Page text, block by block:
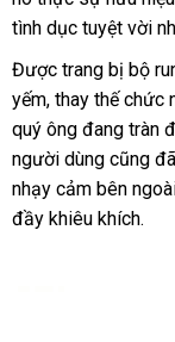
tình dục tuyệt vời
Được trang bị bộ
yếmgiá
rẻ
, thay thế chức
quý ông đang tràn
người dùng giá
sỉ
cũng
nhạy cảm bên
đầy khiêu khích.